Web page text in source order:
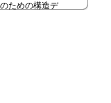
ための構造デ